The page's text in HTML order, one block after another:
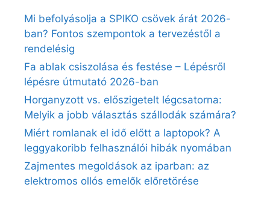
Mi befolyásolja a SPIKO csövek árát 2026-
ban? Fontos szempontok a tervezéstől a
rendelésig
Fa ablak csiszolása és festése – Lépésről
lépésre útmutató 2026-ban
Horganyzott vs. előszigetelt légcsatorna:
Melyik a jobb választás szállodák számára?
Miért romlanak el idő előtt a laptopok? A
leggyakoribb felhasználói hibák nyomában
Zajmentes megoldások az iparban: az
elektromos ollós emelők előretörése